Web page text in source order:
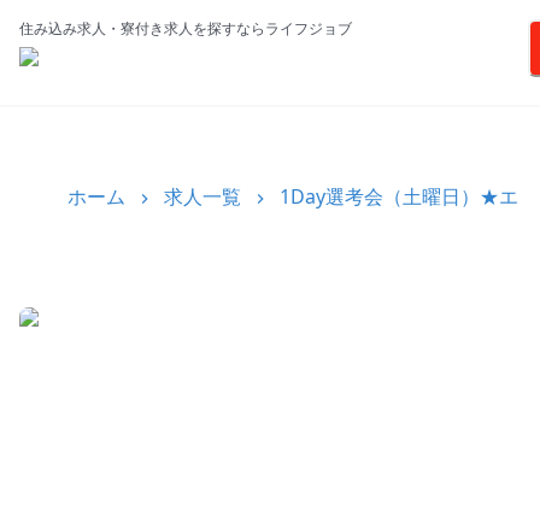
住み込み求人・寮付き求人を探すならライフジョブ
ホーム 求人一覧 1Day選考会（土曜日）★エ